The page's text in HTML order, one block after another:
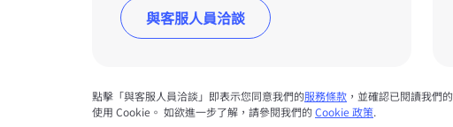
與客服人員洽談
點擊「與客服人員洽談」即表示您同意我們的服務條款 ，並確認已閱讀我們的
使用 Cookie。 如欲進一步了解，請參閱我們的 Cookie 政策.